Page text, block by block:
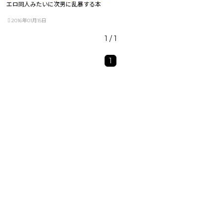
エロ同人みたいに次男に乱暴する本
2016年01月15日
1 / 1
1